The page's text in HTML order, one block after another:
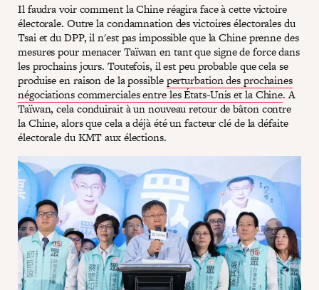
Il faudra voir comment la Chine réagira face à cette victoire
électorale. Outre la condamnation des victoires électorales du
Tsai et du DPP, il n'est pas impossible que la Chine prenne des
mesures pour menacer Taïwan en tant que signe de force dans
les prochains jours. Toutefois, il est peu probable que cela se
produise en raison de la possibleperturbation des prochaines
négociations commerciales entre les États-Unis et la Chine. A
Taïwan, cela conduirait à un nouveau retour de bâton contre
la Chine, alors que cela a déjà été un facteur clé de la défaite
électorale du KMT aux élections.